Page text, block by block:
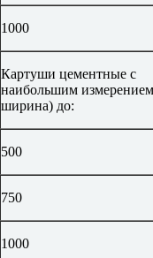
1000
Картуши цементные с
наибольшим
ширина) до:
500
750
1000